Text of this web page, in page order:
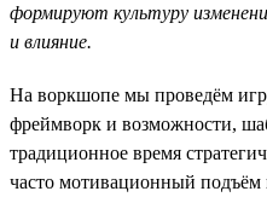
формируют культуру
и влияние.
На воркшопе мы проведём
фреймворк и возможности,
традиционное время
часто мотивационный подъём